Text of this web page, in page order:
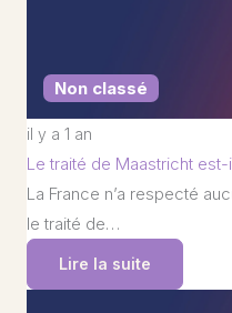
Non classé
il y a 1 an
Le traité de Maastricht
La France n’a respecté
le traité de…
Lire la suite